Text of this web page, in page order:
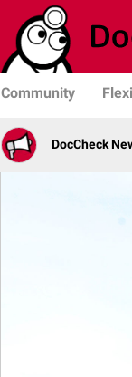
Community
DocCheck